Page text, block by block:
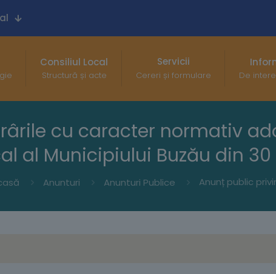
Consiliul Local
Structură și acte
Servicii
Cereri și formulare De
cu caracter normativ
al Municipiului Buzău din 30
Anunturi Anunturi Publice